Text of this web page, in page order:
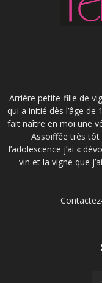
Arrière petite-fille de
qui a initié dès l’âge
fait naître en moi une
Assoiffée très tôt
l’adolescence j’ai «
vin et la vigne que